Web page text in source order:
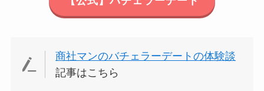
商社マンのバチェラーデートの体験談
記事はこちら